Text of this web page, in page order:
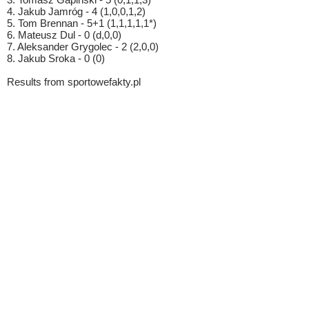
4. Jakub Jamróg - 4 (1,0,0,1,2)
5. Tom Brennan - 5+1 (1,1,1,1,1*)
6. Mateusz Dul - 0 (d,0,0)
7. Aleksander Grygolec - 2 (2,0,0)
8. Jakub Sroka - 0 (0)
Results from sportowefakty.pl